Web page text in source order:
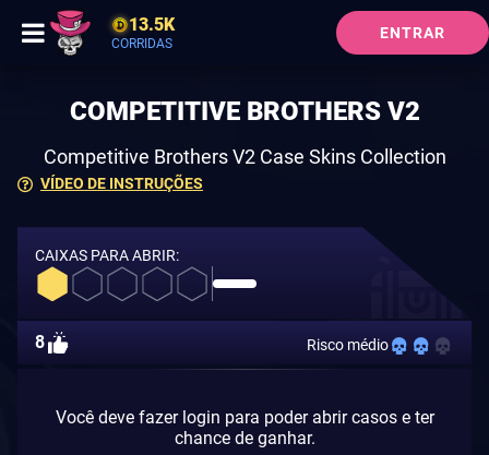
13.5K
CORRIDAS
ENTRAR
VÍDEO DE INSTRUÇÕES
COMPETITIVE BROTHERS V2
Competitive Brothers V2 Case Skins Collection
CAIXAS PARA ABRIR:
8 Risco médio
Você deve fazer login para poder abrir casos e ter
chance de ganhar.